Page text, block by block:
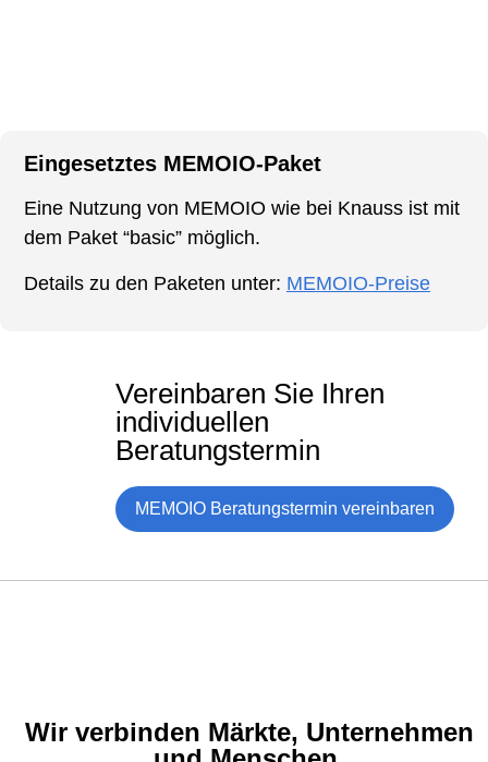
Eingesetztes MEMOIO-Paket
Eine Nutzung von MEMOIO wie bei Knauss ist mit
dem Paket “basic” möglich.
Details zu den Paketen unter: MEMOIO-Preise
Vereinbaren Sie Ihren
individuellen
Beratungstermin
MEMOIO Beratungstermin vereinbaren
Wir verbinden Märkte, Unternehmen